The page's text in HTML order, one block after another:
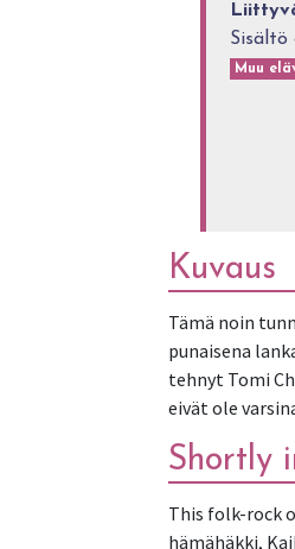
Sisältö
Muu
Kuvaus
Tämä noin
punaisena
tehnyt Tomi
eivät ole
Shortly
This folk-rock
hämähäkki,